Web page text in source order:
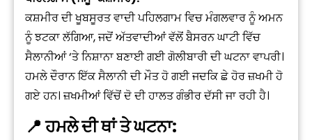
ਕਸ਼ਮੀਰ ਦੀ ਖੂਬਸੂਰਤ ਵਾਦੀ ਪਹਿਲਗਾਮ ਵਿਚ ਮੰਗਲਵਾਰ ਨੂੰ ਅਮਨ
ਨੂੰ ਝਟਕਾ ਲੱਗਿਆ, ਜਦੋਂ ਅੱਤਵਾਦੀਆਂ ਵੱਲੋਂ ਬੈਸਰਨ ਘਾਟੀ ਵਿੱਚ
ਸੈਲਾਨੀਆਂ ‘ਤੇ ਨਿਸ਼ਾਨਾ ਬਣਾਈ ਗਈ ਗੋਲੀਬਾਰੀ ਦੀ ਘਟਨਾ ਵਾਪਰੀ।
ਹਮਲੇ ਦੌਰਾਨ ਇੱਕ ਸੈਲਾਨੀ ਦੀ ਮੌਤ ਹੋ ਗਈ ਜਦਕਿ ਛੇ ਹੋਰ ਜ਼ਖਮੀ ਹੋ
ਗਏ ਹਨ। ਜ਼ਖਮੀਆਂ ਵਿੱਚੋਂ ਦੋ ਦੀ ਹਾਲਤ ਗੰਭੀਰ ਦੱਸੀ ਜਾ ਰਹੀ ਹੈ।
📍 ਹਮਲੇ ਦੀ ਥਾਂ ਤੇ ਘਟਨਾ: